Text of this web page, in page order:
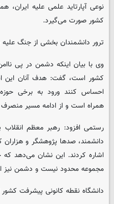
نوعی آپارتاید علمی علیه
کشور صورت می‌گیرد.
ترور دانشمندان بخشی از جنگ
وی با بیان اینکه دشمن در پی
کشور است، گفت: هدف آنان این
احساس کنند ورود به برخی
همراه است و از ادامه مسیر
دانشمند، صدها پژوهشگر و
اشاره کردند. این نشان می‌دهد
مجموعه محدود نیست و دشمن نیز
دانشگاه نقطه کانونی پیشرفت